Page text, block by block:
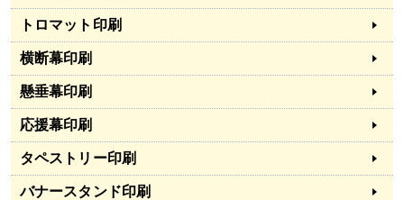
トロマット印刷
横断幕印刷
懸垂幕印刷
応援幕印刷
タペストリー印刷
バナースタンド印刷